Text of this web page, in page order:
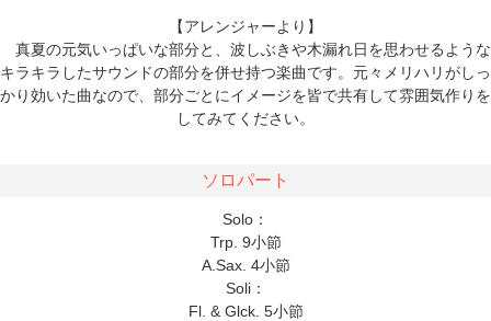
【アレンジャーより】
真夏の元気いっぱいな部分と、波しぶきや木漏れ日を思わせるような
キラキラしたサウンドの部分を併せ持つ楽曲です。元々メリハリがしっ
かり効いた曲なので、部分ごとにイメージを皆で共有して雰囲気作りを
してみてください。
ソロパート
Solo：
Trp. 9小節
A.Sax. 4小節
Soli：
Fl. & Glck. 5小節